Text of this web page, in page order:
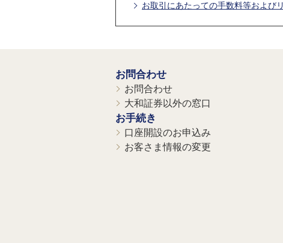
お取引にあたっての手数料等および
お問合わせ
お問合わせ
大和証券以外の窓口
お手続き
口座開設のお申込み
お客さま情報の変更